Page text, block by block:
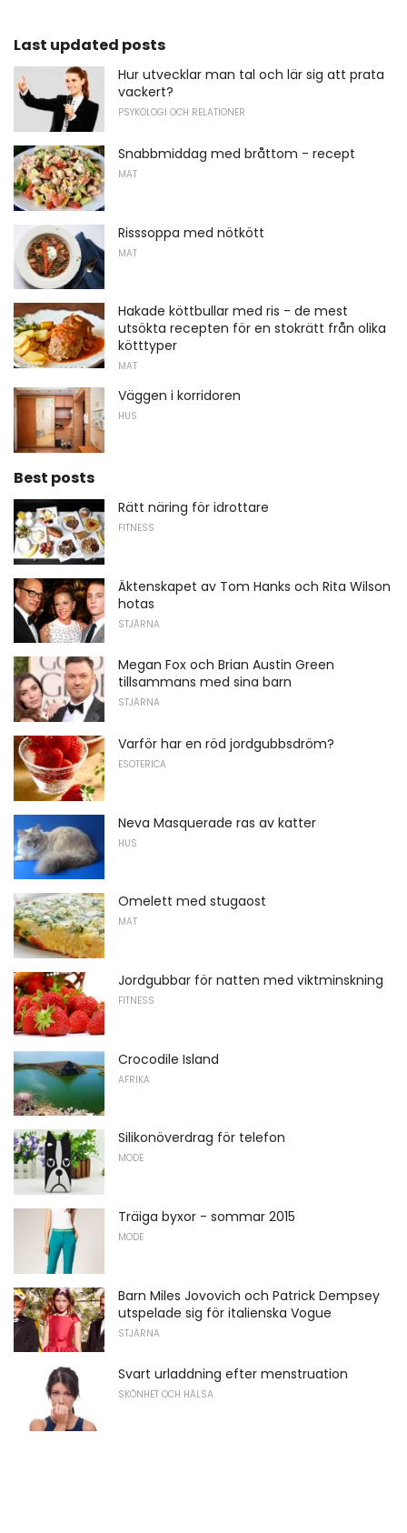
Last updated posts
Hur utvecklar man tal och lär sig att prata
vackert?
PSYKOLOGI OCH RELATIONER
Snabbmiddag med bråttom - recept
MAT
Risssoppa med nötkött
MAT
Hakade köttbullar med ris - de mest
utsökta recepten för en stokrätt från olika
kötttyper
MAT
Väggen i korridoren
HUS
Best posts
Rätt näring för idrottare
FITNESS
Äktenskapet av Tom Hanks och Rita Wilson
hotas
STJÄRNA
Megan Fox och Brian Austin Green
tillsammans med sina barn
STJÄRNA
Varför har en röd jordgubbsdröm?
ESOTERICA
Neva Masquerade ras av katter
HUS
Omelett med stugaost
MAT
Jordgubbar för natten med viktminskning
FITNESS
Crocodile Island
AFRIKA
Silikonöverdrag för telefon
MODE
Träiga byxor - sommar 2015
MODE
Barn Miles Jovovich och Patrick Dempsey
utspelade sig för italienska Vogue
STJÄRNA
Svart urladdning efter menstruation
SKÖNHET OCH HÄLSA